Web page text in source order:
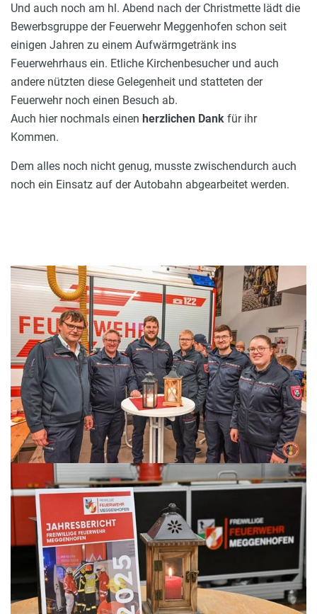
Und auch noch am hl. Abend nach der Christmette lädt die
Bewerbsgruppe der Feuerwehr Meggenhofen schon seit
einigen Jahren zu einem Aufwärmgetränk ins
Feuerwehrhaus ein. Etliche Kirchenbesucher und auch
andere nützten diese Gelegenheit und statteten der
Feuerwehr noch einen Besuch ab.
Auch hier nochmals einen herzlichen Dank für ihr
Kommen.
Dem alles noch nicht genug, musste zwischendurch auch
noch ein Einsatz auf der Autobahn abgearbeitet werden.